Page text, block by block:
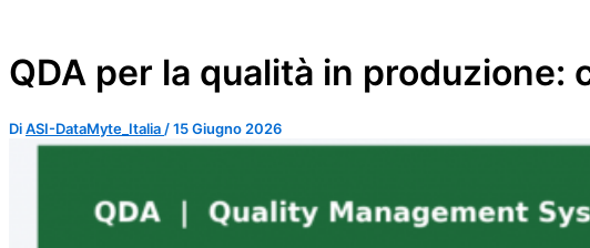
QDA per la qualità in
DiASI-DataMyte_Italia /15 Giugno 2026